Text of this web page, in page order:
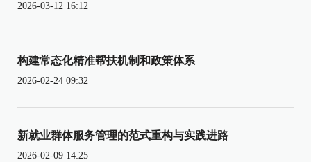
2026-03-12 16:12
构建常态化精准帮扶机制和政策体系
2026-02-24 09:32
新就业群体服务管理的范式重构与实践进路
2026-02-09 14:25